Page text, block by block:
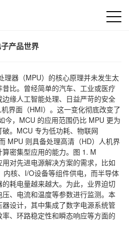
产品世界
器（MPU）的核心原理并未发生太
比。曾经简单的汽车、工业或医疗
缘人工智能处理、日益严苛的安全
界面（HMI）。这一变化彻底改变了
今，MCU 的应用范围仍比 MPU 更为
。MCU 专为低功耗、物联网
MPU 则具备处理高清（HD）人机界
密集型应用的能力。图 1. M
对先进电源解决方案的需求，比如
内核、I/O设备等组件供电，而半导体
耗电量越来越大。为此，业界迫切
、电流和温度等参数进行监测。本
设计，其中集成了数字电源系统管
、环路稳定性和瞬态响应等方面的